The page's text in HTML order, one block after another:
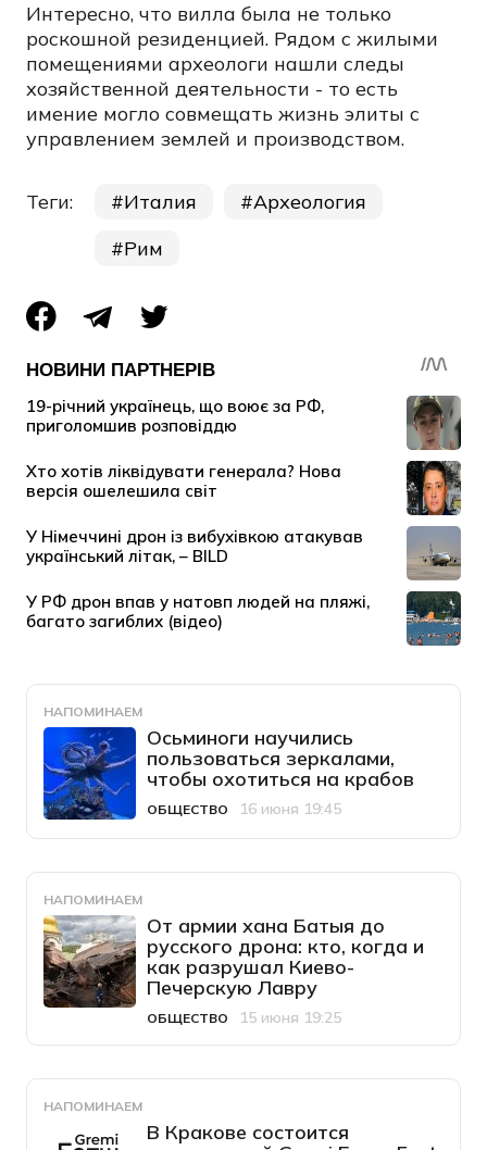
Интересно, что вилла была не только
роскошной резиденцией. Рядом с жилыми
помещениями археологи нашли следы
хозяйственной деятельности - то есть
имение могло совмещать жизнь элиты с
управлением землей и производством.
Теги: Италия
Археология
Рим
НАПОМИНАЕМ
Осьминоги научились
пользоваться зеркалами,
чтобы охотиться на крабов
Категория
ОБЩЕСТВО
Дата публикации
16 июня 19:45
НАПОМИНАЕМ
От армии хана Батыя до
русского дрона: кто, когда и
как разрушал Киево-
Печерскую Лавру
Категория
ОБЩЕСТВО
Дата публикации
15 июня 19:25
НАПОМИНАЕМ
В Кракове состоится